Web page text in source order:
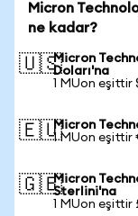
Micron
ne kadar?
🇺🇸Micron
Doları'na
1 MUon eşittir
🇪🇺Micron
1 MUon
🇬🇧Micron
Sterlini'na
1 MUon eşittir